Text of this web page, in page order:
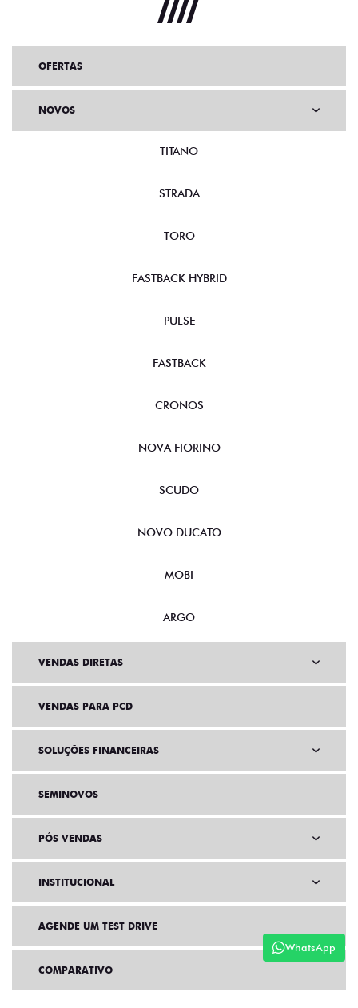
WhatsApp
OFERTAS
NOVOS
TITANO
STRADA
TORO
FASTBACK HYBRID
PULSE
FASTBACK
CRONOS
NOVA FIORINO
SCUDO
NOVO DUCATO
MOBI
ARGO
VENDAS DIRETAS
VENDAS PARA PCD
SOLUÇÕES FINANCEIRAS
SEMINOVOS
PÓS VENDAS
INSTITUCIONAL
AGENDE UM TEST DRIVE
COMPARATIVO